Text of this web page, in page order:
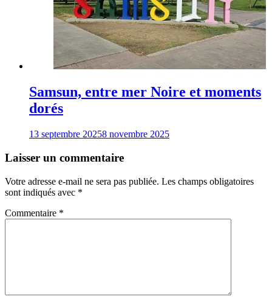
Samsun, entre mer Noire et moments
dorés
13 septembre 20258 novembre 2025
Laisser un commentaire
Votre adresse e-mail ne sera pas publiée. Les champs obligatoires
sont indiqués avec *
Commentaire *